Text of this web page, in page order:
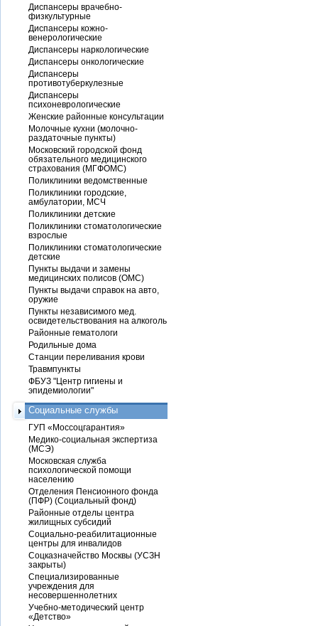
Диспансеры врачебно-
физкультурные
Диспансеры кожно-
венерологические
Диспансеры наркологические
Диспансеры онкологические
Диспансеры
противотуберкулезные
Диспансеры
психоневрологические
Женские районные консультации
Молочные кухни (молочно-
раздаточные пункты)
Московский городской фонд
обязательного медицинского
страхования (МГФОМС)
Поликлиники ведомственные
Поликлиники городские,
амбулатории, МСЧ
Поликлиники детские
Поликлиники стоматологические
взрослые
Поликлиники стоматологические
детские
Пункты выдачи и замены
медицинских полисов (ОМС)
Пункты выдачи справок на авто,
оружие
Пункты независимого мед.
освидетельствования на алкоголь
Районные гематологи
Родильные дома
Станции переливания крови
Травмпункты
ФБУЗ "Центр гигиены и
эпидемиологии"
Социальные службы
ГУП «Моссоцгарантия»
Медико-социальная экспертиза
(МСЭ)
Московская служба
психологической помощи
населению
Отделения Пенсионного фонда
(ПФР) (Социальный фонд)
Районные отделы центра
жилищных субсидий
Социально-реабилитационные
центры для инвалидов
Соцказначейство Москвы (УСЗН
закрыты)
Специализированные
учреждения для
несовершеннолетних
Учебно-методический центр
«Детство»